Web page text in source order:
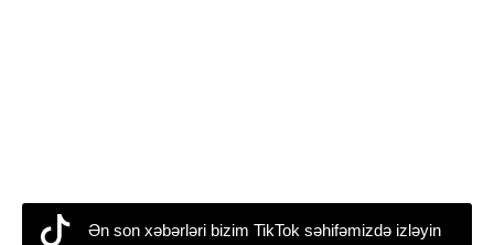
Ən son xəbərləri bizim TikTok səhifəmizdə izləyin